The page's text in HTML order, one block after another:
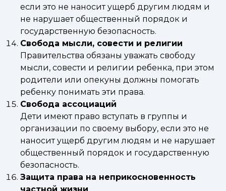
если это не наносит ущерб другим людям и
не нарушает общественный порядок и
государственную безопасность.
Свобода мысли, совести и религии
Правительства обязаны уважать свободу
мысли, совести и религии ребенка, при этом
родители или опекуны должны помогать
ребенку понимать эти права.
Свобода ассоциаций
Дети имеют право вступать в группы и
организации по своему выбору, если это не
наносит ущерб другим людям и не нарушает
общественный порядок и государственную
безопасность.
Защита права на неприкосновенность